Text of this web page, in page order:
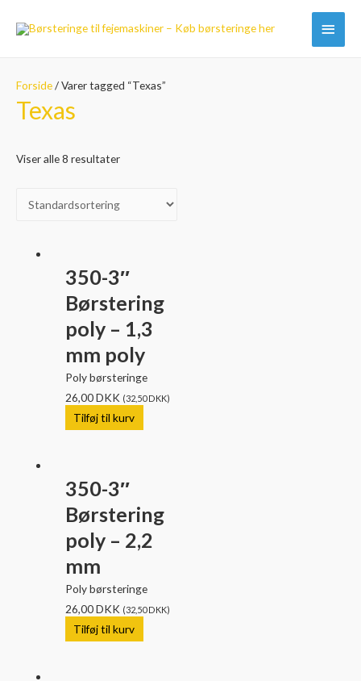
Forside/ Varer tagged “Texas”
Texas
Viser alle 8 resultater
350-3″
Børstering
poly – 1,3
mm poly
Poly børsteringe
26,00DKK (32,50DKK)
Tilføj til kurv
350-3″
Børstering
poly – 2,2
mm
Poly børsteringe
26,00DKK (32,50DKK)
Tilføj til kurv